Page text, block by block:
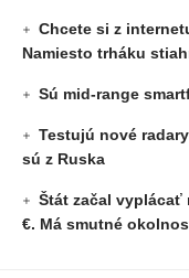
Chcete si z
Namiesto trháku
Sú mid-range
Testujú nové
sú z Ruska
Štát začal vyplácať
€. Má smutné